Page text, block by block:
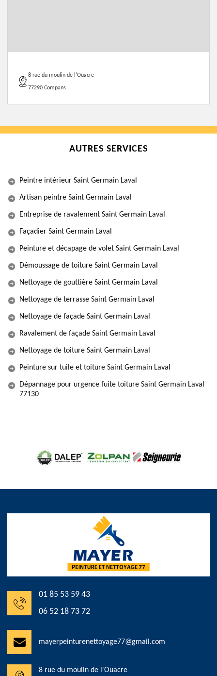
8 rue du moulin de l'Ouacre
77290 Compans
AUTRES SERVICES
Peintre intérieur Saint Germain Laval
Artisan peintre Saint Germain Laval
Entreprise de ravalement Saint Germain Laval
Façadier Saint Germain Laval
Peinture et décapage de volet Saint Germain Laval
Démoussage de toiture Saint Germain Laval
Nettoyage de gouttière Saint Germain Laval
Nettoyage de terrasse Saint Germain Laval
Nettoyage de façade Saint Germain Laval
Ravalement de façade Saint Germain Laval
Nettoyage de toiture Saint Germain Laval
Peinture sur tuile et toiture Saint Germain Laval
Dépannage pour urgence fuite toiture Saint Germain Laval
77130
01 85 53 59 43
06 52 18 73 72
mayerpeinturenettoyage77@gmail.com
8 rue du moulin de l'Ouacre